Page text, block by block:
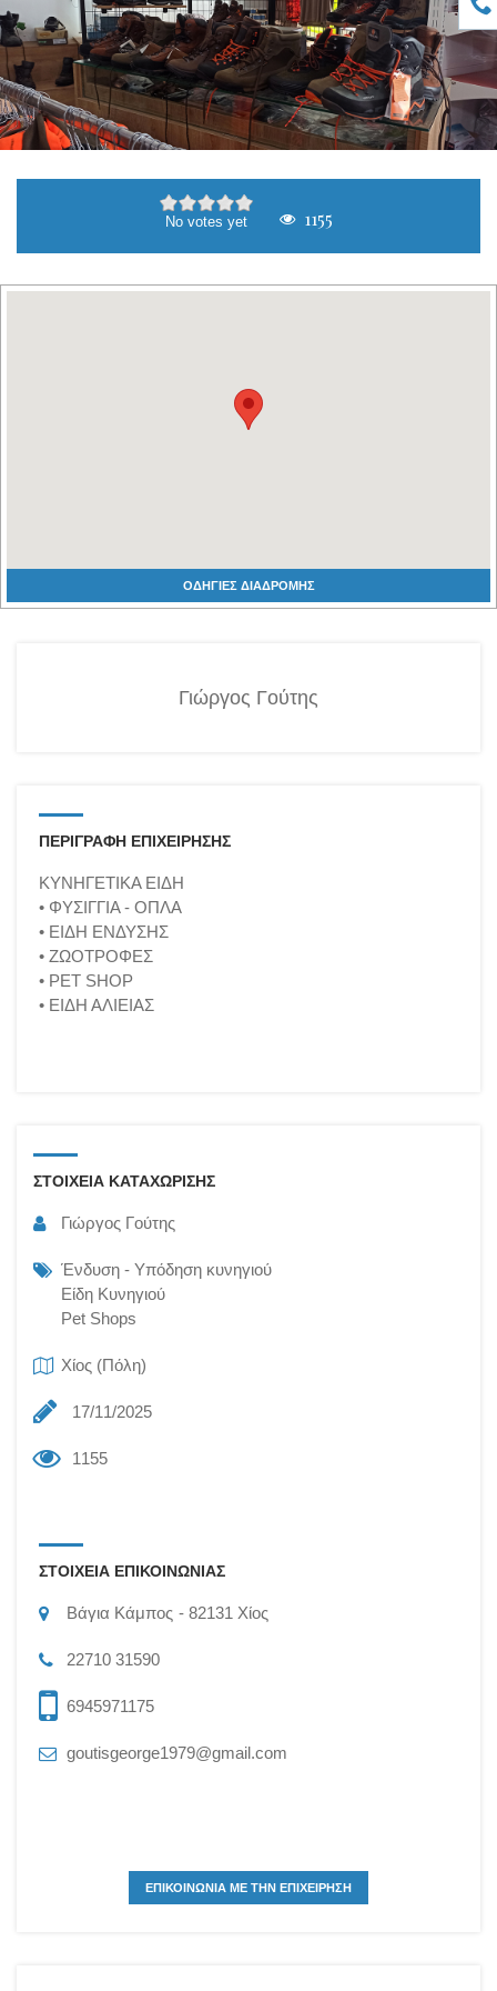
No votes yet 1155
ΟΔΗΓΙΕΣ ΔΙΑΔΡΟΜΗΣ
Γιώργος Γούτης
ΠΕΡΙΓΡΑΦΗ ΕΠΙΧΕΙΡΗΣΗΣ
ΚΥΝΗΓΕΤΙΚΑ ΕΙΔΗ
• ΦΥΣΙΓΓΙΑ - ΟΠΛΑ
• ΕΙΔΗ ΕΝΔΥΣΗΣ
• ΖΩΟΤΡΟΦΕΣ
• PET SHOP
• ΕΙΔΗ ΑΛΙΕΙΑΣ
ΣΤΟΙΧΕΙΑ ΚΑΤΑΧΩΡΙΣΗΣ
Γιώργος Γούτης
Ένδυση - Υπόδηση κυνηγιού
Είδη Κυνηγιού
Pet Shops
Χίος (Πόλη)
17/11/2025
1155
ΣΤΟΙΧΕΙΑ ΕΠΙΚΟΙΝΩΝΙΑΣ
Βάγια Κάμπος 82131 Χίος
22710 31590
6945971175
goutisgeorge1979@gmail.com
ΕΠΙΚΟΙΝΩΝΙΑ ΜΕ ΤΗΝ ΕΠΙΧΕΙΡΗΣΗ